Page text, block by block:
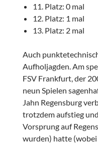
11. Platz: 0 mal
12. Platz: 1 mal
13. Platz: 2 mal
Auch
Aufholjagden. Am
FSV Frankfurt, der
neun Spielen
Jahn Regensburg
trotzdem aufstieg
Vorsprung auf
wurden) hatte